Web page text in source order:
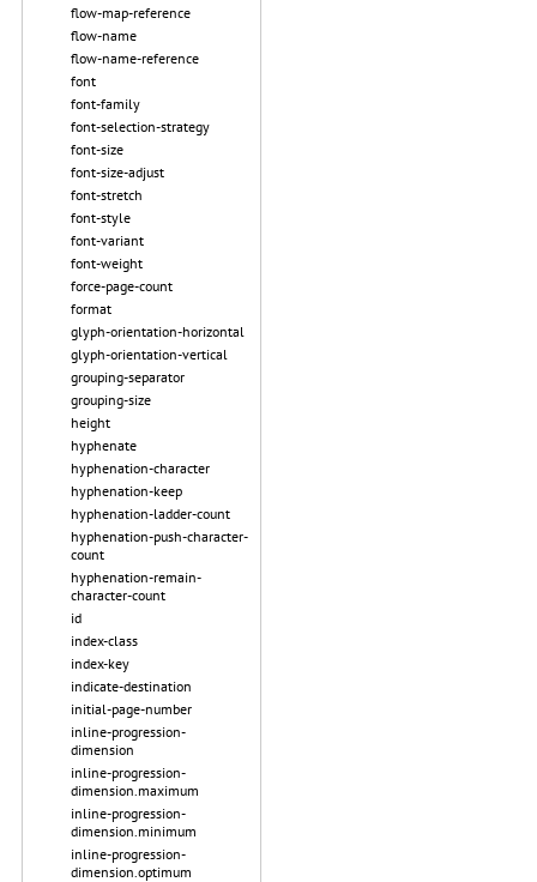
flow-map-reference
flow-name
flow-name-reference
font
font-family
font-selection-strategy
font-size
font-size-adjust
font-stretch
font-style
font-variant
font-weight
force-page-count
format
glyph-orientation-horizontal
glyph-orientation-vertical
grouping-separator
grouping-size
height
hyphenate
hyphenation-character
hyphenation-keep
hyphenation-ladder-count
hyphenation-push-character-
count
hyphenation-remain-
character-count
id
index-class
index-key
indicate-destination
initial-page-number
inline-progression-
dimension
inline-progression-
dimension.maximum
inline-progression-
dimension.minimum
inline-progression-
dimension.optimum